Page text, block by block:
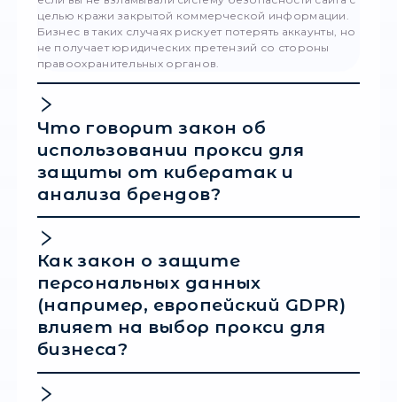
(honeypot) или являются результатом
чужих устройств (ботнетами). Используя
прокси, вы рискуете:
Утечкой корпоративных данных:
финансовых данных и коммерческих тайн
компании, поскольку владелец
сервера может видеть весь ваш
незашифрованный транзитный трафик.
Стать соучастником
осуществляется атака на
или банковскую систему,
органы зафиксируют след вашей
логах соединения рядом с действиями
злоумышленников.
Для защиты бизнеса системные
должны регулярно проверять рабочие